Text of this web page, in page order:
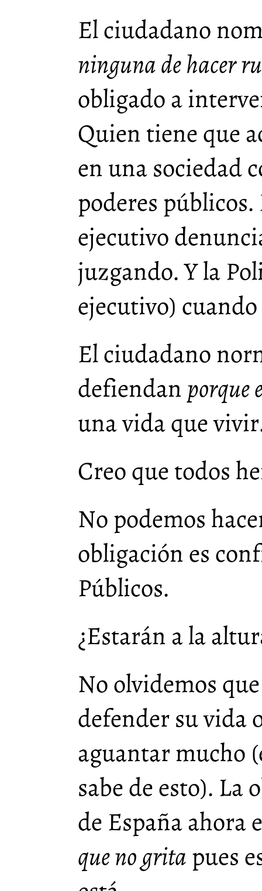
El ciudadano
ninguna de hacer
obligado a
Quien tiene que
en una sociedad
poderes públicos.
ejecutivo
juzgando. Y la
ejecutivo)
El ciudadano
defiendanporque
una vida que
Creo que todos
No podemos
obligación es
Públicos.
¿Estarán a la
No olvidemos
defender su vida
aguantar mucho
sabe de esto). La
de España ahora
que no gritapues